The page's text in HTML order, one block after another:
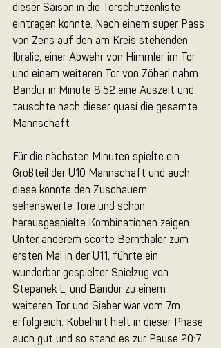
dieser Saison in die Torschützenliste
eintragen konnte. Nach einem super Pass
von Zens auf den am Kreis stehenden
Ibralic, einer Abwehr von Himmler im Tor
und einem weiteren Tor von Zöberl nahm
Bandur in Minute 8:52 eine Auszeit und
tauschte nach dieser quasi die gesamte
Mannschaft
Für die nächsten Minuten spielte ein
Großteil der U10 Mannschaft und auch
diese konnte den Zuschauern
sehenswerte Tore und schön
herausgespielte Kombinationen zeigen.
Unter anderem scorte Bernthaler zum
ersten Mal in der U11, führte ein
wunderbar gespielter Spielzug von
Stepanek L. und Bandur zu einem
weiteren Tor und Sieber war vom 7m
erfolgreich. Kobelhirt hielt in dieser Phase
auch gut und so stand es zur Pause 20:7